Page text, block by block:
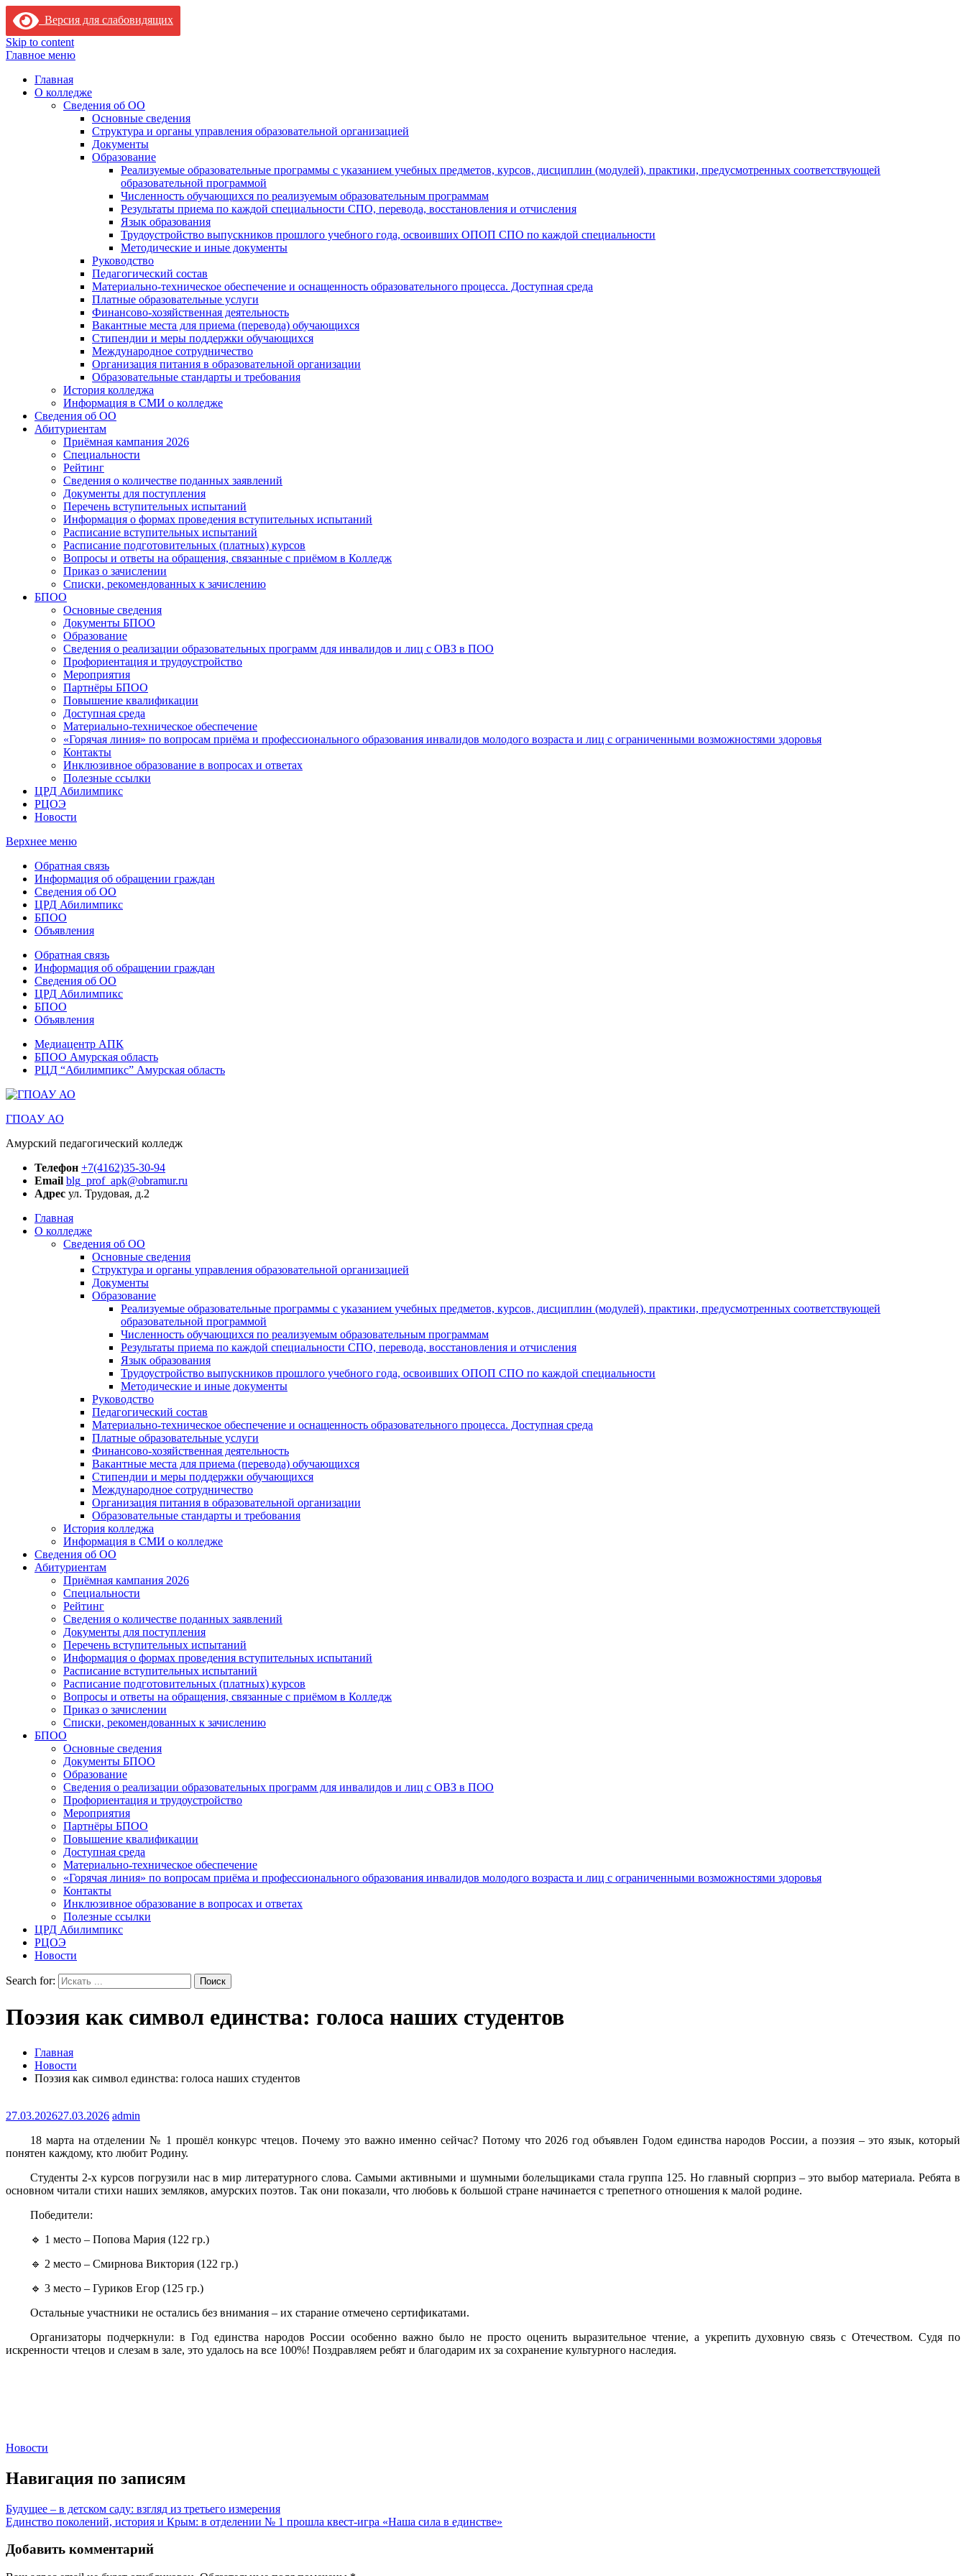
Версия для слабовидящих
Skip to content
Главное меню
Главная
О колледже
Сведения об ОО
Основные сведения
Структура и органы управления образовательной организацией
Документы
Образование
Реализуемые образовательные программы с указанием учебных предметов, курсов, дисциплин (модулей), практики, предусмотренных соответствующей
образовательной программой
Численность обучающихся по реализуемым образовательным программам
Результаты приема по каждой специальности СПО, перевода, восстановления и отчисления
Язык образования
Трудоустройство выпускников прошлого учебного года, освоивших ОПОП СПО по каждой специальности
Методические и иные документы
Руководство
Педагогический состав
Материально-техническое обеспечение и оснащенность образовательного процесса. Доступная среда
Платные образовательные услуги
Финансово-хозяйственная деятельность
Вакантные места для приема (перевода) обучающихся
Стипендии и меры поддержки обучающихся
Международное сотрудничество
Организация питания в образовательной организации
Образовательные стандарты и требования
История колледжа
Информация в СМИ о колледже
Сведения об ОО
Абитуриентам
Приёмная кампания 2026
Специальности
Рейтинг
Сведения о количестве поданных заявлений
Документы для поступления
Перечень вступительных испытаний
Информация о формах проведения вступительных испытаний
Расписание вступительных испытаний
Расписание подготовительных (платных) курсов
Вопросы и ответы на обращения, связанные с приёмом в Колледж
Приказ о зачислении
Списки, рекомендованных к зачислению
БПОО
Основные сведения
Документы БПОО
Образование
Сведения о реализации образовательных программ для инвалидов и лиц с ОВЗ в ПОО
Профориентация и трудоустройство
Мероприятия
Партнёры БПОО
Повышение квалификации
Доступная среда
Материально-техническое обеспечение
«Горячая линия» по вопросам приёма и профессионального образования инвалидов молодого возраста и лиц с ограниченными возможностями здоровья
Контакты
Инклюзивное образование в вопросах и ответах
Полезные ссылки
ЦРД Абилимпикс
РЦОЭ
Новости
Верхнее меню
Обратная связь
Информация об обращении граждан
Сведения об ОО
ЦРД Абилимпикс
БПОО
Объявления
Обратная связь
Информация об обращении граждан
Сведения об ОО
ЦРД Абилимпикс
БПОО
Объявления
Медиацентр АПК
БПОО Амурская область
РЦД “Абилимпикс” Амурская область
ГПОАУ АО
Амурский педагогический колледж
Телефон +7(4162)35-30-94
Email blg_prof_apk@obramur.ru
Адрес ул. Трудовая, д.2
Главная
О колледже
Сведения об ОО
Основные сведения
Структура и органы управления образовательной организацией
Документы
Образование
Реализуемые образовательные программы с указанием учебных предметов, курсов, дисциплин (модулей), практики, предусмотренных соответствующей
образовательной программой
Численность обучающихся по реализуемым образовательным программам
Результаты приема по каждой специальности СПО, перевода, восстановления и отчисления
Язык образования
Трудоустройство выпускников прошлого учебного года, освоивших ОПОП СПО по каждой специальности
Методические и иные документы
Руководство
Педагогический состав
Материально-техническое обеспечение и оснащенность образовательного процесса. Доступная среда
Платные образовательные услуги
Финансово-хозяйственная деятельность
Вакантные места для приема (перевода) обучающихся
Стипендии и меры поддержки обучающихся
Международное сотрудничество
Организация питания в образовательной организации
Образовательные стандарты и требования
История колледжа
Информация в СМИ о колледже
Сведения об ОО
Абитуриентам
Приёмная кампания 2026
Специальности
Рейтинг
Сведения о количестве поданных заявлений
Документы для поступления
Перечень вступительных испытаний
Информация о формах проведения вступительных испытаний
Расписание вступительных испытаний
Расписание подготовительных (платных) курсов
Вопросы и ответы на обращения, связанные с приёмом в Колледж
Приказ о зачислении
Списки, рекомендованных к зачислению
БПОО
Основные сведения
Документы БПОО
Образование
Сведения о реализации образовательных программ для инвалидов и лиц с ОВЗ в ПОО
Профориентация и трудоустройство
Мероприятия
Партнёры БПОО
Повышение квалификации
Доступная среда
Материально-техническое обеспечение
«Горячая линия» по вопросам приёма и профессионального образования инвалидов молодого возраста и лиц с ограниченными возможностями здоровья
Контакты
Инклюзивное образование в вопросах и ответах
Полезные ссылки
ЦРД Абилимпикс
РЦОЭ
Новости
Search for:
Поэзия как символ единства: голоса наших студентов
Главная
Новости
Поэзия как символ единства: голоса наших студентов
27.03.202627.03.2026 admin
18 марта на отделении № 1 прошёл конкурс чтецов. Почему это важно именно сейчас? Потому что 2026 год объявлен Годом единства народов России, а поэзия – это язык, который
понятен каждому, кто любит Родину.
Студенты 2-х курсов погрузили нас в мир литературного слова. Самыми активными и шумными болельщиками стала группа 125. Но главный сюрприз – это выбор материала. Ребята в
основном читали стихи наших земляков, амурских поэтов. Так они показали, что любовь к большой стране начинается с трепетного отношения к малой родине.
Победители:
🔹 1 место – Попова Мария (122 гр.)
🔹 2 место – Смирнова Виктория (122 гр.)
🔹 3 место – Гуриков Егор (125 гр.)
Остальные участники не остались без внимания – их старание отмечено сертификатами.
Организаторы подчеркнули: в Год единства народов России особенно важно было не просто оценить выразительное чтение, а укрепить духовную связь с Отечеством. Судя по
искренности чтецов и слезам в зале, это удалось на все 100%! Поздравляем ребят и благодарим их за сохранение культурного наследия.
Новости
Навигация по записям
Будущее – в детском саду: взгляд из третьего измерения
Единство поколений, история и Крым: в отделении № 1 прошла квест-игра «Наша сила в единстве»
Добавить комментарий